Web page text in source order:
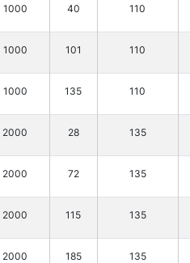
1000 40 110
1000 101 110
1000 135 110
2000 28 135
2000 72 135
2000 115 135
2000 185 135